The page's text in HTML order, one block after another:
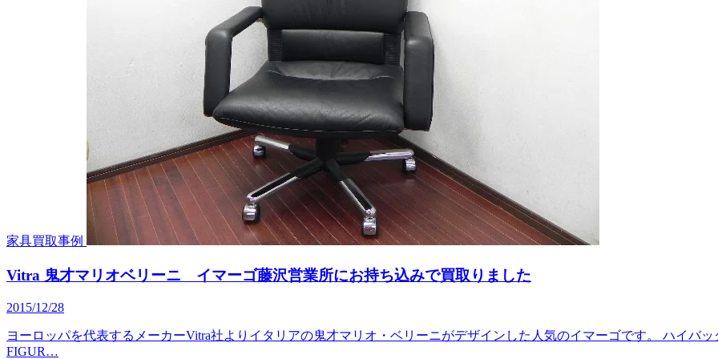
家具買取事例
Vitra 鬼才マリオベリーニ イマーゴ藤沢営業所にお持ち込みで買取りました
2015/12/28
ヨーロッパを代表するメーカーVitra社よりイタリアの鬼才マリオ・ベリーニがデザインした人気のイマーゴです。 ハイバ
FIGUR…